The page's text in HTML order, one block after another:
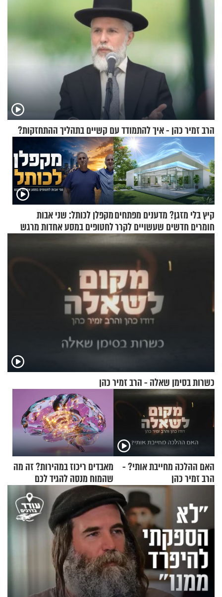
הרב זמיר כהן - איך להתמודד עם קשיים בתהליך ההתחזקות?
קיץ בלי מזגן? מדענים מפתחים
חומרים חדשים שעשויים לקרר
מקפלן לכותל: שני אבות
לחטופים במסע אחדות מרגש
כשרות בסימן שאלה - הרב זמיר כהן
האם ההלכה מחייבת אותי? -
הרב זמיר כהן
מאבדים ריכוז במהירות? זה מה
שהמוח מנסה להגיד לכם